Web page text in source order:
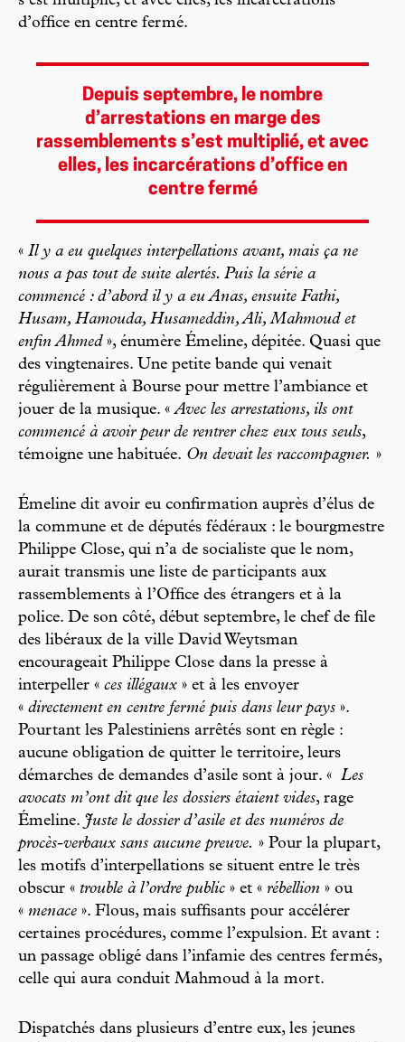
d’office en centre fermé.
Depuis septembre, le nombre
d’arrestations en marge des
rassemblements s’est multiplié, et avec
elles, les incarcérations d’office en
centre fermé
« Il y a eu quelques interpellations avant, mais ça ne
nous a pas tout de suite alertés. Puis la série a
commencé : d’abord il y a eu Anas, ensuite Fathi,
Husam, Hamouda, Husameddin, Ali, Mahmoud et
enfin Ahmed», énumère Émeline, dépitée. Quasi que
des vingtenaires. Une petite bande qui venait
régulièrement à Bourse pour mettre l’ambiance et
jouer de la musique. «Avec les arrestations, ils ont
commencé à avoir peur de rentrer chez eux tous seuls,
témoigne une habituée. On devait les raccompagner. »
Émeline dit avoir eu confirmation auprès d’élus de
la commune et de députés fédéraux : le bourgmestre
Philippe Close, qui n’a de socialiste que le nom,
aurait transmis une liste de participants aux
rassemblements à l’Office des étrangers et à la
police. De son côté, début septembre, le chef de file
des libéraux de la ville David Weytsman
encourageait Philippe Close dans la presse à
interpeller « ces illégaux » et à les envoyer
« directement en centre fermé puis dans leur pays ».
Pourtant les Palestiniens arrêtés sont en règle :
aucune obligation de quitter le territoire, leurs
démarches de demandes d’asile sont à jour. « Les
avocats m’ont dit que les dossiers étaient vides, rage
Émeline. Juste le dossier d’asile et des numéros de
procès-verbaux sans aucune preuve. » Pour la plupart,
les motifs d’interpellations se situent entre le très
obscur « trouble à l’ordre public » et « rébellion » ou
« menace ». Flous, mais suffisants pour accélérer
certaines procédures, comme l’expulsion. Et avant :
un passage obligé dans l’infamie des centres fermés,
celle qui aura conduit Mahmoud à la mort.
Dispatchés dans plusieurs d’entre eux, les jeunes